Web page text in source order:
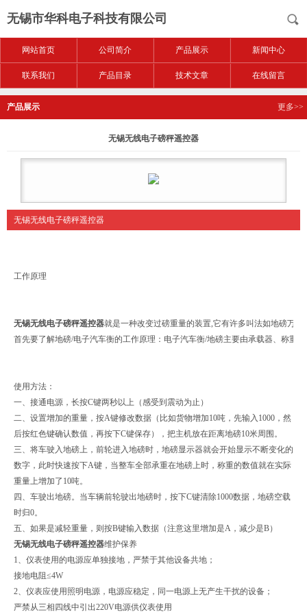
无锡市华科电子科技有限公司
网站首页 公司简介 产品展示 新闻中心
联系我们 产品目录 技术文章 在线留言
产品展示 更多>>
无锡无线电子磅秤遥控器
无锡无线电子磅秤遥控器
工作原理
无锡无线电子磅秤遥控器就是一种改变过磅重量的装置,它有许多叫法如地磅万
首先要了解地磅/电子汽车衡的工作原理：电子汽车衡/地磅主要由承载器、称重
使用方法：
一、接通电源，长按C键两秒以上（感受到震动为止）
二、设置增加的重量，按A键修改数据（比如货物增加10吨，先输入1000，然
后按红色键确认数值，再按下C键保存），把主机放在距离地磅10米周围。
三、将车驶入地磅上，前轮进入地磅时，地磅显示器就会开始显示不断变化的
数字，此时快速按下A键，当整车全部承重在地磅上时，称重的数值就在实际
重量上增加了10吨。
四、车驶出地磅。当车辆前轮驶出地磅时，按下C键清除1000数据，地磅空载
时归0。
五、如果是减轻重量，则按B键输入数据（注意这里增加是A，减少是B）
无锡无线电子磅秤遥控器维护保养
1、仪表使用的电源应单独接地，严禁于其他设备共地；
接地电阻≤4W
2、仪表应使用照明电源，电源应稳定，同一电源上无产生干扰的设备；
严禁从三相四线中引出220V电源供仪表使用